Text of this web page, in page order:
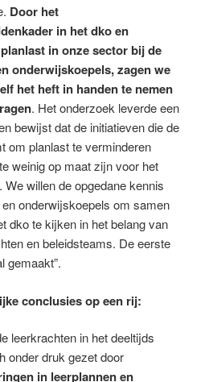
Door het
in het dko en
in onze sector bij de
onderwijskoepels, zagen we
het heft in handen te nemen
. Het onderzoek leverde een
bewijst dat de initiatieven die de
om planlast te verminderen
weinig op maat zijn voor het
willen de opgedane kennis
onderwijskoepels om samen
dko te kijken in het belang van
en beleidsteams. De eerste
gemaakt”.
conclusies op een rij:
leerkrachten in het deeltijds
onder druk gezet door
in leerplannen en